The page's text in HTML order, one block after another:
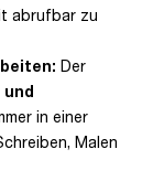
abrufbar zu
Der
in einer
Malen